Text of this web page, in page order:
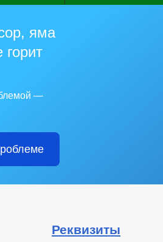
яма
горит
—
Реквизиты